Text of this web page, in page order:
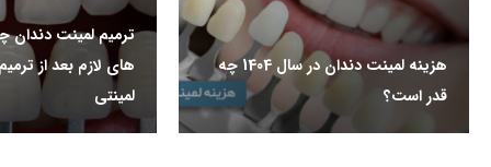
هزینه لمینت دندان در سال 1404 چه
قدر است؟
ترمیم لمینت
های لازم بعد از
لمینتی